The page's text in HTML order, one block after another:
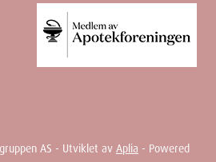
AS - Utviklet av Aplia - Powered